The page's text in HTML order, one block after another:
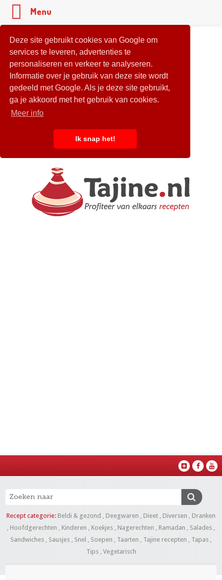
Deze site gebruikt cookies van Google om
services te leveren, advertenties te
personaliseren en verkeer te analyseren.
Informatie over je gebruik van deze site wordt
gedeeld met Google. Als je deze site gebruikt,
ga je akkoord met het gebruik van cookies.
Meer info
Ik snap het!
Recept categorie: Beldi & gezond , Deegwaren , Dieet , Diversen , Dranken
, Hoofdgerechten , Kinderen , Koekjes , Nagerechten , Ramadan , Salades ,
Sandwiches , Sausjes , Snel , Soepen , Taarten , Tajine recepten , Tapas ,
Tips, Vegetarisch
Menu